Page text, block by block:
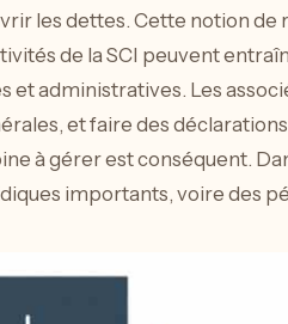
les dettes. Cette notion de
de la SCI peuvent
administratives. Les
et faire des
à gérer est conséquent.
importants, voire des